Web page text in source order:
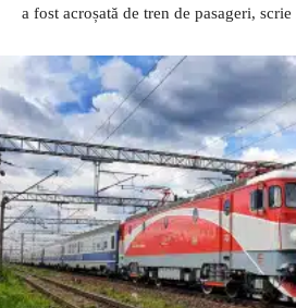
a fost acroșată de tren de pasageri,